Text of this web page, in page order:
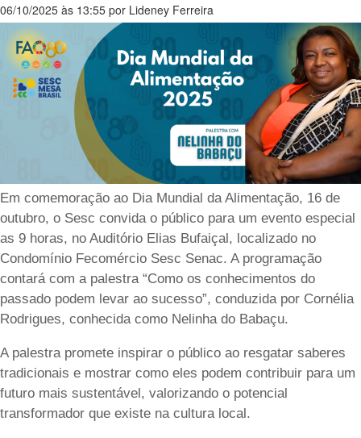
06/10/2025 às 13:55 por Lideney Ferreira
Em comemoração ao Dia Mundial da Alimentação, 16 de
outubro, o Sesc convida o público para um evento especial
as 9 horas, no Auditório Elias Bufaiçal, localizado no
Condomínio Fecomércio Sesc Senac. A programação
contará com a palestra “Como os conhecimentos do
passado podem levar ao sucesso”, conduzida por Cornélia
Rodrigues, conhecida como Nelinha do Babaçu.
A palestra promete inspirar o público ao resgatar saberes
tradicionais e mostrar como eles podem contribuir para um
futuro mais sustentável, valorizando o potencial
transformador que existe na cultura local.